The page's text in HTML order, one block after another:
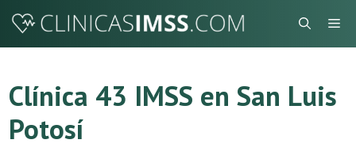
Saltar
Clínica 43 IMSS en San Luis
Potosí